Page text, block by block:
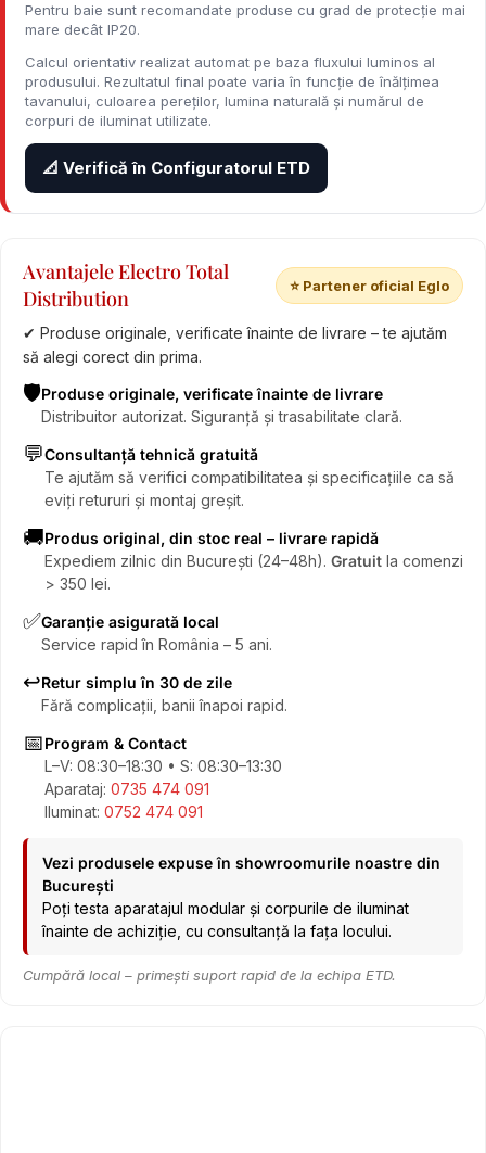
Pentru baie sunt recomandate produse cu grad de protecție mai
mare decât IP20.
Calcul orientativ realizat automat pe baza fluxului luminos al
produsului. Rezultatul final poate varia în funcție de înălțimea
tavanului, culoarea pereților, lumina naturală și numărul de
corpuri de iluminat utilizate.
📐 Verifică în Configuratorul ETD
Avantajele Electro Total
Distribution
⭐ Partener oficial Eglo
✔ Produse originale, verificate înainte de livrare – te ajutăm
să alegi corect din prima.
🛡️Produse originale, verificate înainte de livrare
Distribuitor autorizat. Siguranță și trasabilitate clară.
💬Consultanță tehnică gratuită
Te ajutăm să verifici compatibilitatea și specificațiile ca să
eviți retururi și montaj greșit.
🚚Produs original, din stoc real – livrare rapidă
Expediem zilnic din București (24–48h). Gratuit la comenzi
> 350 lei.
✅Garanție asigurată local
Service rapid în România – 5 ani.
↩️Retur simplu în 30 de zile
Fără complicații, banii înapoi rapid.
📅Program & Contact
L–V: 08:30–18:30 • S: 08:30–13:30
Aparataj: 0735 474 091
Iluminat: 0752 474 091
Vezi produsele expuse în showroomurile noastre din
București
Poți testa aparatajul modular și corpurile de iluminat
înainte de achiziție, cu consultanță la fața locului.
Cumpără local – primești suport rapid de la echipa ETD.